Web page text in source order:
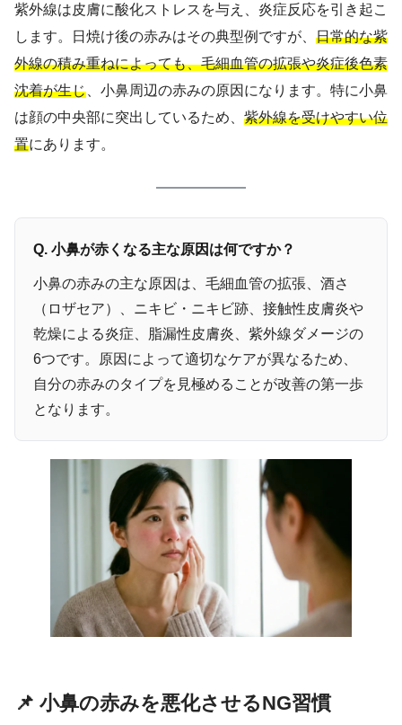
紫外線は皮膚に酸化ストレスを与え、炎症反応を引き起こ
します。日焼け後の赤みはその典型例ですが、 日常的な紫
外線の積み重ねによっても、毛細血管の拡張や炎症後色素
沈着が生じ 、小鼻周辺の赤みの原因になります。特に小鼻
は顔の中央部に突出しているため、 紫外線を受けやすい位
置にあります。
Q. 小鼻が赤くなる主な原因は何ですか？
小鼻の赤みの主な原因は、毛細血管の拡張、酒さ
（ロザセア）、ニキビ・ニキビ跡、接触性皮膚炎や
乾燥による炎症、脂漏性皮膚炎、紫外線ダメージの
6つです。原因によって適切なケアが異なるため、
自分の赤みのタイプを見極めることが改善の第一歩
となります。
📌 小鼻の赤みを悪化させるNG習慣